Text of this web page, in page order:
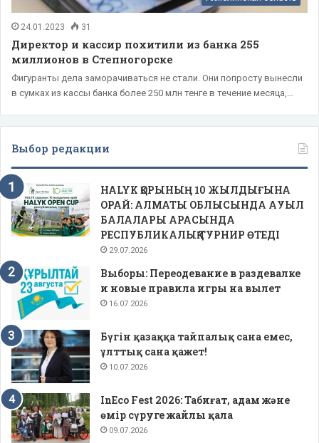
24.01.2023 31
Директор и кассир похитили из банка 255
миллионов в Степногорске
Фигуранты дела заморачиваться не стали. Они попросту вынесли
в сумках из кассы банка более 250 млн тенге в течение месяца,…
Выбор редакции
HALYK ҚОРЫНЫҢ 10 ЖЫЛДЫҒЫНА
ОРАЙ: АЛМАТЫ ОБЛЫСЫНДА АУЫЛ
БАЛАЛАРЫ АРАСЫНДА
РЕСПУБЛИКАЛЫҚ ТУРНИР ӨТЕДІ
29.07.2026
Выборы: Переодевание в раздевалке
и новые правила игры на вылет
16.07.2026
Бүгін қазаққа тайпалық сана емес,
ұлттық сана қажет!
10.07.2026
InEco Fest 2026: Табиғат, адам және
өмір сүруге жайлы қала
09.07.2026